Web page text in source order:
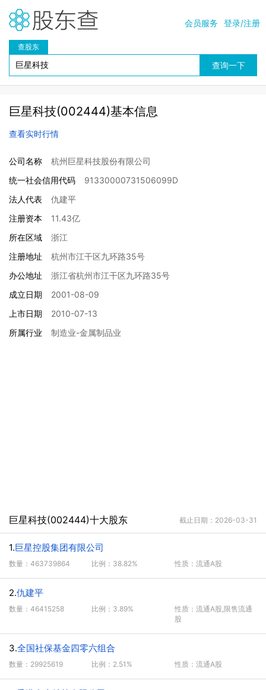
查股东
会员服务 登录/注册
巨星科技(002444)基本信息
查看实时行情
公司名称
杭州巨星科技股份有限公司
统一社会信用代码
91330000731506099D
法人代表
仇建平
注册资本
11.43亿
所在区域
浙江
注册地址
杭州市江干区九环路35号
办公地址
浙江省杭州市江干区九环路35号
成立日期
2001-08-09
上市日期
2010-07-13
所属行业
制造业-金属制品业
巨星科技(002444)十大股东 截止日期：2026-03-31
1.巨星控股集团有限公司
数量：463739864 比例：38.82% 性质：流通A股
2.仇建平
数量：46415258 比例：3.89%
性质：流通A股,限售流通
股
3.全国社保基金四零六组合
数量：29925619 比例：2.51% 性质：流通A股